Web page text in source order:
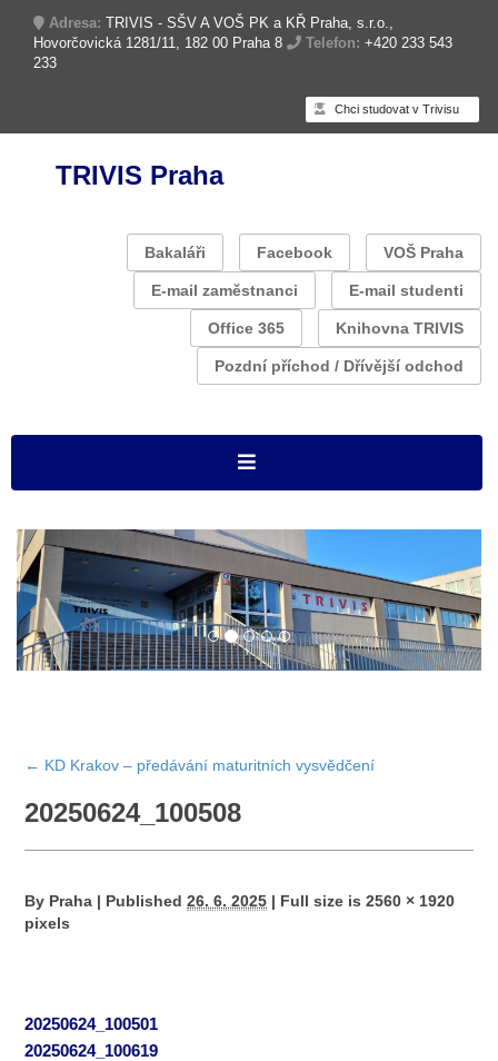
Adresa: TRIVIS - SŠV A VOŠ PK a KŘ Praha, s.r.o.,
Hovorčovická 1281/11, 182 00 Praha 8
Telefon: +420 233 543
233
Chci studovat v Trivisu
TRIVIS Praha
Bakaláři Facebook VOŠ Praha
E-mail zaměstnanci E-mail studenti
Office 365 Knihovna TRIVIS
Pozdní příchod / Dřívější odchod
← KD Krakov – předávání maturitních vysvědčení
20250624_100508
By Praha | Published 26. 6. 2025 | Full size is2560 × 1920
pixels
20250624_100501
20250624_100619